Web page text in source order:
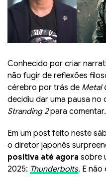
Conhecido por criar
não fugir de reflexões
cérebro por trás de Metal
decidiu dar uma pausa no
Stranding 2para
Em um post feito neste
o diretor japonês
positiva até agora sobre
2025: Thunderbolts. E não